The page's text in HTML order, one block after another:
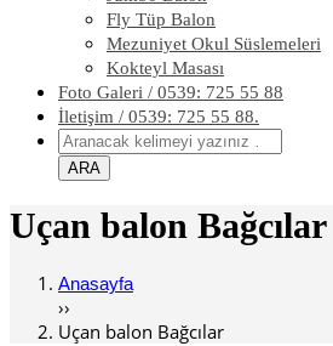
Fly Tüp Balon
Mezuniyet Okul Süslemeleri
Kokteyl Masası
Foto Galeri / 0539: 725 55 88
İletişim / 0539: 725 55 88.
Uçan balon Bağcılar
Anasayfa
››
Uçan balon Bağcılar